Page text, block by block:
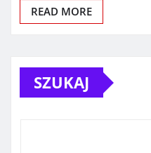
READ MORE
SZUKAJ